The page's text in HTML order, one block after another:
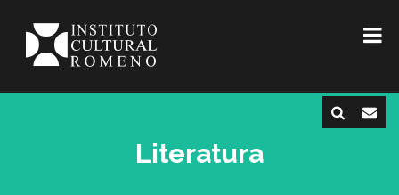
Literatura